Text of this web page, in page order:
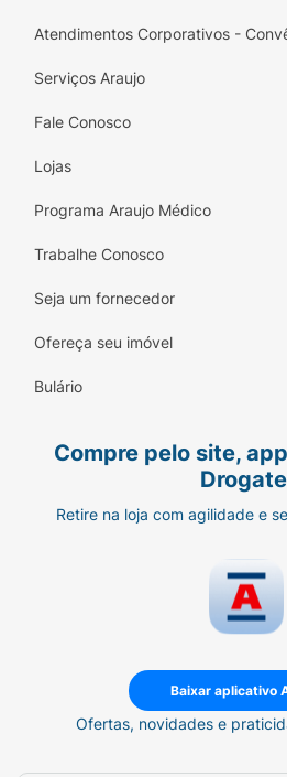
Atendimentos Corporativos -
Serviços Araujo
Fale Conosco
Lojas
Programa Araujo Médico
Trabalhe Conosco
Seja um fornecedor
Ofereça seu imóvel
Bulário
Compre pelo site,
Retire na loja com agilidade e
Baixar aplicativo
Ofertas, novidades e